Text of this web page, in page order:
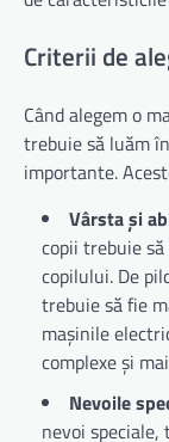
Criterii de
Când alegem o
trebuie să luăm
importante.
Vârsta și
copii trebuie
copilului. De
trebuie să fie
mașinile
complexe și
Nevoile
nevoi